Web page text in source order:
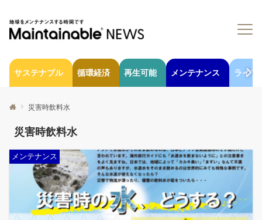
サステナブル 循環経済 再生可能 メンテナンス ライフ
災害時飲料水
災害時飲料水
メンテナンス